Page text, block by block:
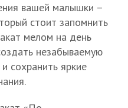
вашей малышки –
стоит запомнить
мелом на день
незабываемую
сохранить яркие